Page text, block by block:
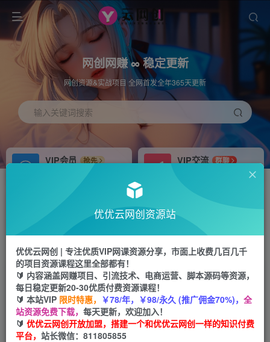
网创网赚 ∞ 稳定更新
网创资源&实战项目 全网首发全年365天更新
输入关键词搜索
VIP会员
抢先
免费下载全站资源
VIP交流
群聊
研究探讨更多创业项目路子。
站长V：hu91275
推荐
首页 福源网 正文
2024抖音直播间精细化运营：稳号放量实操进阶
选品/排品/起号/随心推/千川付费投放
优优云网创
2年前发布
关注 私信
优优云网创资源站
优优云网创 | 专注优质VIP网课资源分享，市面上收费几百几千
的项目资源课程这里全部都有！
🔰 内容涵盖网赚项目、引流技术、电商运营、脚本源码等资源，
每日稳定更新20-30优质付费资源课程！
🔰 本站VIP 限时特惠， ￥78/年，￥98/永久 (推广佣金70%)， 全
站资源免费下载， 每天更新，欢迎加入！
🔰 优优云网创开放加盟，搭建一个和优优云网创一样的知识付费
平台， 站长微信：811805855